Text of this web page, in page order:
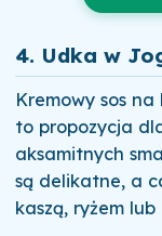
4. Udka w
Kremowy sos
to propozycja
aksamitnych
są delikatne, a
kaszą, ryżem